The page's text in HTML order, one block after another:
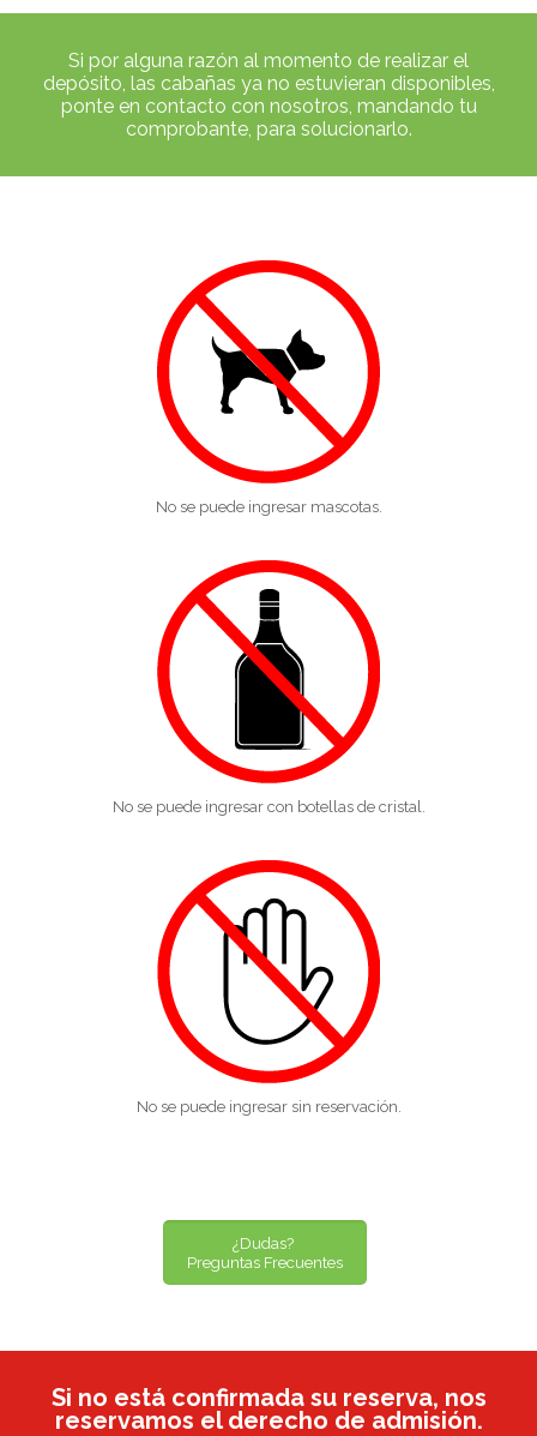
Si por alguna razón al momento de realizar el
depósito, las cabañas ya no estuvieran disponibles,
ponte en contacto con nosotros, mandando tu
comprobante, para solucionarlo.
No se puede ingresar mascotas.
No se puede ingresar con botellas de cristal.
No se puede ingresar sin reservación.
¿Dudas?
Preguntas Frecuentes
Si no está confirmada su reserva, nos
reservamos el derecho de admisión.